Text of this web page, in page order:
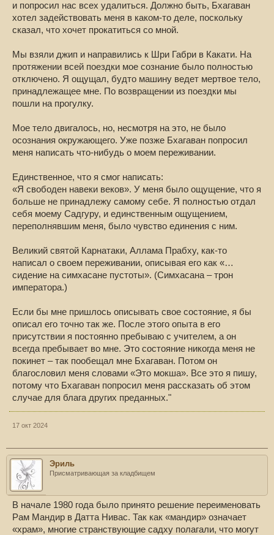
и попросил нас всех удалиться. Должно быть, Бхагаван
хотел задействовать меня в каком-то деле, поскольку
сказал, что хочет прокатиться со мной.
Мы взяли джип и направились к Шри Габри в Какати. На
протяжении всей поездки мое сознание было полностью
отключено. Я ощущал, будто машину ведет мертвое тело,
принадлежащее мне. По возвращении из поездки мы
пошли на прогулку.
Мое тело двигалось, но, несмотря на это, не было
осознания окружающего. Уже позже Бхагаван попросил
меня написать что-нибудь о моем переживании.
Единственное, что я смог написать:
«Я свободен навеки веков». У меня было ощущение, что я
больше не принадлежу самому себе. Я полностью отдал
себя моему Садгуру, и единственным ощущением,
переполнявшим меня, было чувство единения с ним.
Великий святой Карнатаки, Аллама Прабху, как-то
написал о своем переживании, описывая его как «…
сидение на симхасане пустоты». (Симхасана – трон
императора.)
Если бы мне пришлось описывать свое состояние, я бы
описал его точно так же. После этого опыта в его
присутствии я постоянно пребываю с учителем, а он
всегда пребывает во мне. Это состояние никогда меня не
покинет – так пообещал мне Бхагаван. Потом он
благословил меня словами «Это мокша». Все это я пишу,
потому что Бхагаван попросил меня рассказать об этом
случае для блага других преданных."
17 окт 2024
Эриль
Присматривающая за кладбищем
В начале 1980 года было принято решение переименовать
Рам Мандир в Датта Нивас. Так как «мандир» означает
«храм», многие странствующие садху полагали, что могут